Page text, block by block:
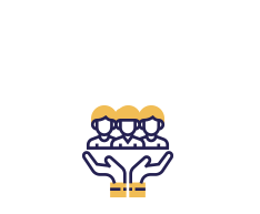
Appuyez sur Entrée
ESC pour fermer